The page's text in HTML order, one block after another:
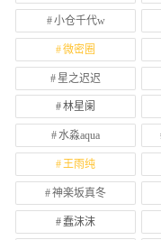
小仓千代w
微密圈
星之迟迟
林星阑
水淼aqua
王雨纯
神楽坂真冬
蠢沫沫